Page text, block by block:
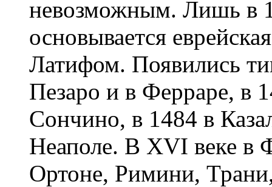
невозможным. Лишь в
основывается
Латифом. Появились
Пезаро и в Ферраре, в
Сончино, в 1484 в
Неаполе. В XVI веке в
Ортоне, Римини,